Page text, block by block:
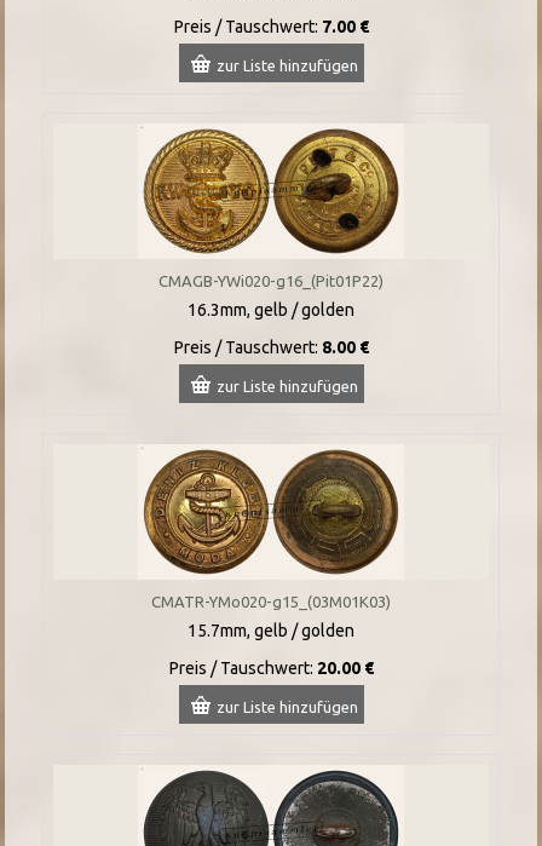
Preis / Tauschwert: 7.00 €
zur Liste hinzufügen
CMAGB-YWi020-g16_(Pit01P22)
16.3mm, gelb / golden
Preis / Tauschwert: 8.00 €
zur Liste hinzufügen
CMATR-YMo020-g15_(03M01K03)
15.7mm, gelb / golden
Preis / Tauschwert: 20.00 €
zur Liste hinzufügen